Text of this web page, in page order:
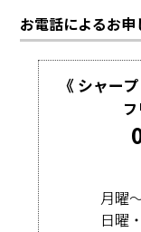
お電話によるお申
《 シャー
月曜
日曜